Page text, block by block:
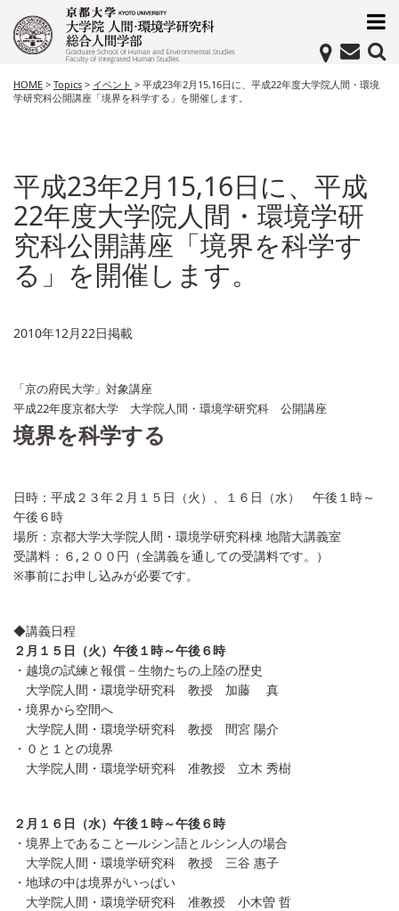
HOME > Topics > イベント > 平成23年2月15,16日に、平成22年度大学院人間・環境
学研究科公開講座「境界を科学する」を開催します。
平成23年2月15,16日に、平成
22年度大学院人間・環境学研
究科公開講座「境界を科学す
る」を開催します。
2010年12月22日掲載
「京の府民大学」対象講座
平成22年度京都大学 大学院人間・環境学研究科 公開講座
境界を科学する
日時：平成２３年２月１５日（火）、１６日（水） 午後１時～
午後６時
場所：京都大学大学院人間・環境学研究科棟 地階大講義室
受講料：６,２００円（全講義を通しての受講料です。）
※事前にお申し込みが必要です。
◆講義日程
２月１５日（火）午後１時～午後６時
・越境の試練と報償－生物たちの上陸の歴史
大学院人間・環境学研究科 教授 加藤 真
・境界から空間へ
大学院人間・環境学研究科 教授 間宮 陽介
・０と１との境界
大学院人間・環境学研究科 准教授 立木 秀樹
２月１６日（水）午後１時～午後６時
・境界上であること―ルシン語とルシン人の場合
大学院人間・環境学研究科 教授 三谷 惠子
・地球の中は境界がいっぱい
大学院人間・環境学研究科 准教授 小木曽 哲